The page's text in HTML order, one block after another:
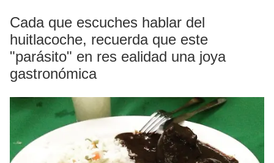
Cada que escuches hablar del
huitlacoche, recuerda que este
"parásito" en res ealidad una joya
gastronómica